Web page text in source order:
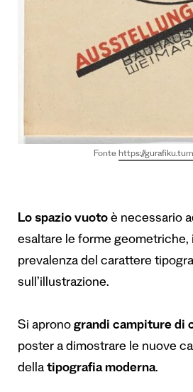
Fonte https://
Lo spazio vuoto è necessario
esaltare le forme geometriche,
prevalenza del carattere
sull’illustrazione.
Si aprono grandi campiture di
poster a dimostrare le nuove
della tipografia moderna.